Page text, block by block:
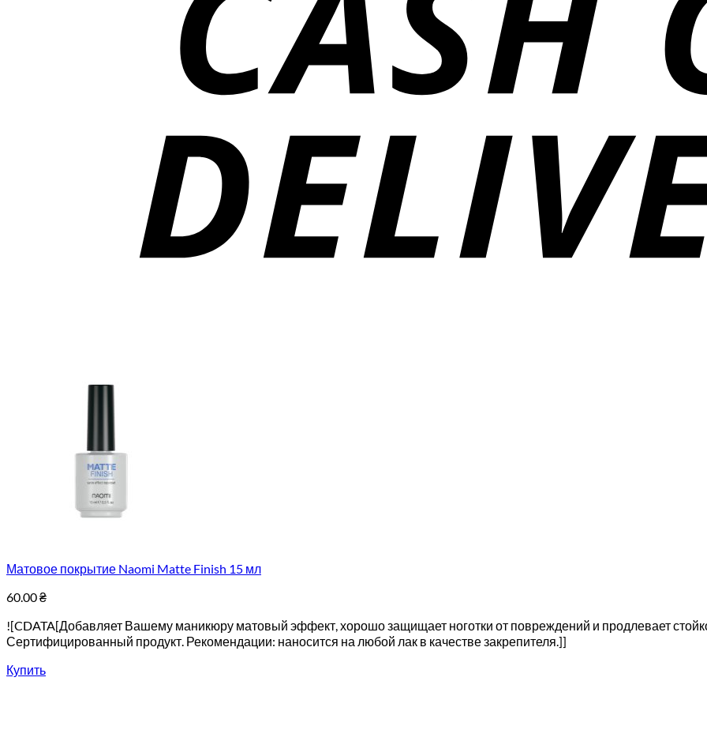
Матовое покрытие Naomi Matte Finish 15 мл
60.00₴
![CDATA[Добавляет Вашему маникюру матовый эффект, хорошо защищает ноготки от повреждений и продлевает
Сертифицированный продукт. Рекомендации: наносится на любой лак в качестве закрепителя.]]
Купить